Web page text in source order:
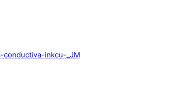
conductiva-inkcu-_JM